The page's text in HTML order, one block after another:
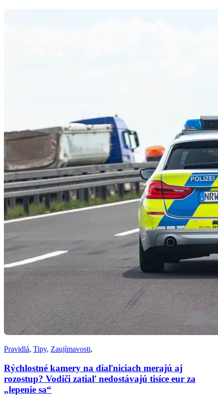
Pravidlá, Tipy, Zaujímavosti,
Rýchlostné kamery na diaľniciach merajú aj
rozostup? Vodiči zatiaľ nedostávajú tisíce eur za
„lepenie sa“